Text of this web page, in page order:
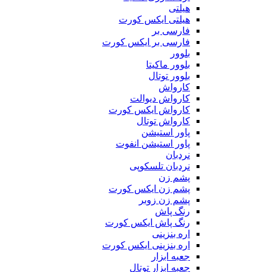
هیلتی
هیلتی ایکس کورت
فارسی بر
فارسی بر ایکس کورت
بلوور
بلوور ماکیتا
بلوور توتال
کارواش
کارواش دیوالت
کارواش ایکس کورت
کارواش توتال
پاور استیشن
پاور استیشن انفوت
نردبان
نردبان تلسکوپی
پشم زن
پشم زن ایکس کورت
پشم زن زوبر
رنگ پاش
رنگ پاش ایکس کورت
اره بنزینی
اره بنزینی ایکس کورت
جعبه ابزار
جعبه ابزار توتال